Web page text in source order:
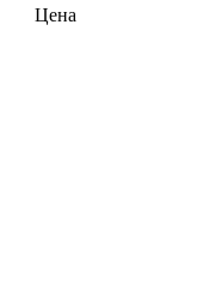
Цена